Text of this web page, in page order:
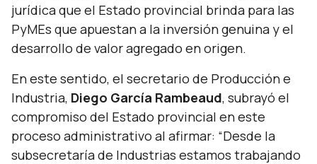
jurídica que el Estado provincial brinda para las
PyMEs que apuestan a la inversión genuina y el
desarrollo de valor agregado en origen.
En este sentido, el secretario de Producción e
Industria, Diego García Rambeaud, subrayó el
compromiso del Estado provincial en este
proceso administrativo al afirmar: “Desde la
subsecretaría de Industrias estamos trabajando